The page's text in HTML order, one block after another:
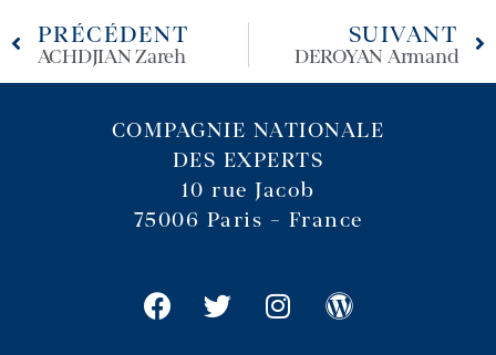
PRÉCÉDENT
ACHDJIAN Zareh
SUIVANT
DEROYAN Armand
COMPAGNIE NATIONALE
DES EXPERTS
10 rue Jacob
75006 Paris – France